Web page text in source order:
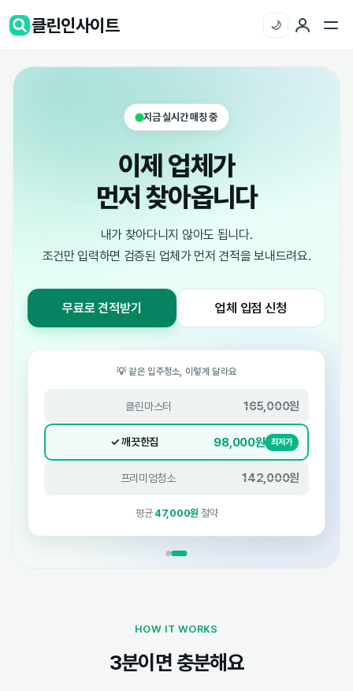
클린인사이트 🌙
지금 실시간 매칭 중
이제 업체가
먼저 찾아옵니다
내가 찾아다니지 않아도 됩니다.
조건만 입력하면 검증된 업체가 먼저 견적을 보내드려요.
무료로 견적받기 업체 입점 신청
💡 같은 입주청소, 이렇게 달라요
클린마스터 165,000원
✓ 깨끗한집 98,000원 최저가
프리미엄청소 142,000원
평균 47,000원 절약
HOW IT WORKS
3분이면 충분해요